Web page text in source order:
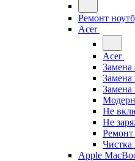
Ремонт
Acer
Acer
Замена
Замена
Замена
Не
Не
Ремонт
Чистка
Apple